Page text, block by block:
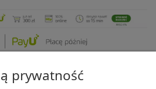
prywatność